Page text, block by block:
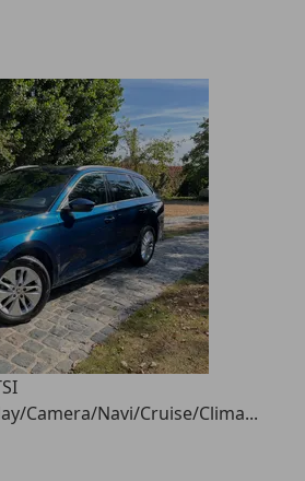
Camera/Navi/Cruise/Clima...